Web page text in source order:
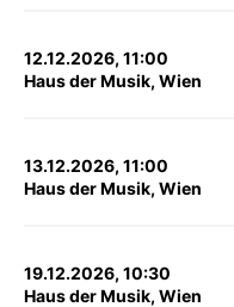
12.12.2026, 11:00
Haus der Musik, Wien
13.12.2026, 11:00
Haus der Musik, Wien
19.12.2026, 10:30
Haus der Musik, Wien